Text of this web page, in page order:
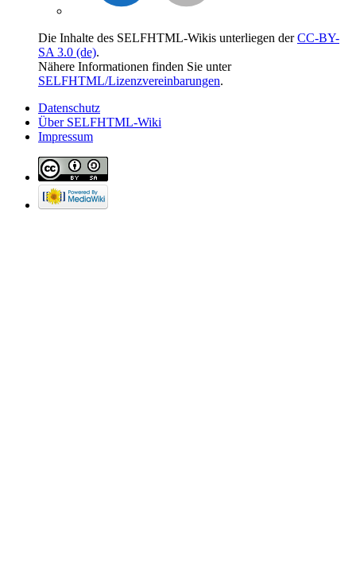
Die Inhalte des SELFHTML-Wikis unterliegen derCC-BY-
SA 3.0 (de).
Nähere Informationen finden Sie unter
SELFHTML/Lizenzvereinbarungen.
Datenschutz
Über SELFHTML-Wiki
Impressum